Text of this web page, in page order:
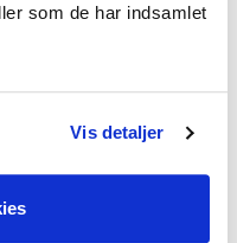
som de har indsamlet
Vis detaljer